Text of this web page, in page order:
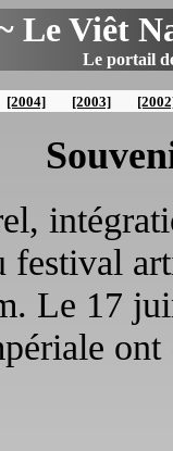
Le Viêt
Le portail
[2004] [2003]
festival
Le 17